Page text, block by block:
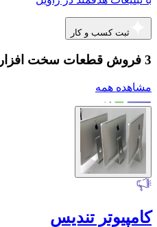
ثبت کسب و کار
3 فروش قطعات سخت افزار کامپیوتر برتر کرج
مشاهده همه
کامپیوتر تندیس